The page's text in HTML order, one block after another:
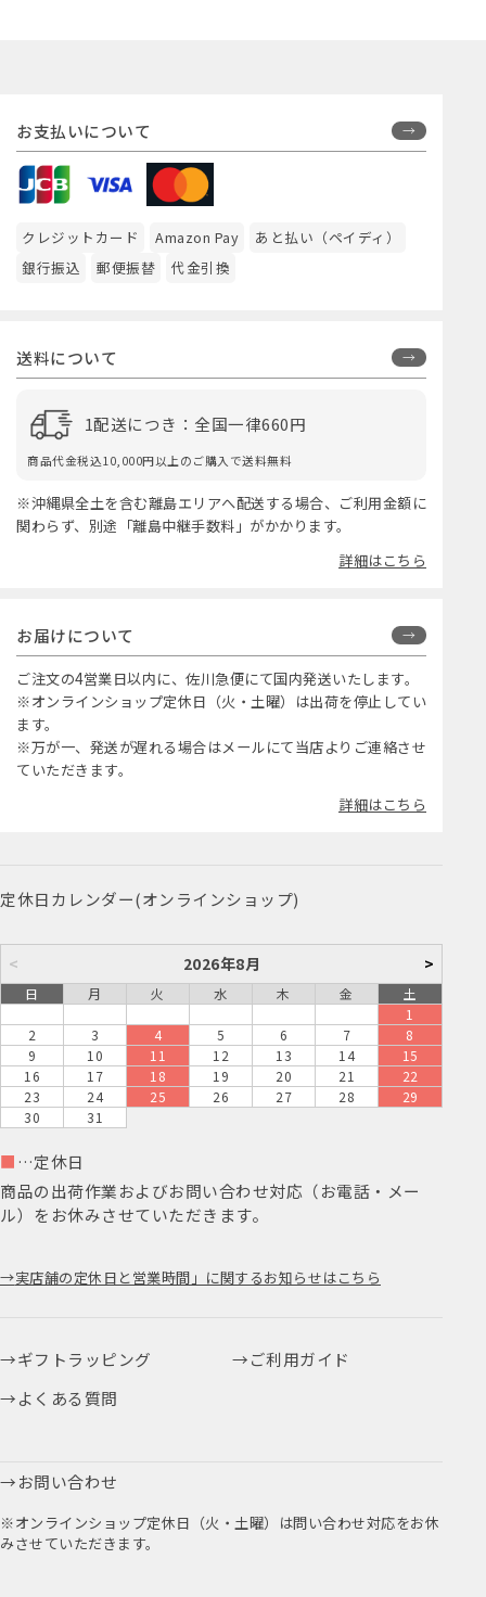
お支払いについて
クレジットカード Amazon Pay
あと払い（ペイディ）
銀行振込
郵便振替 代金引換
送料について
1配送につき：全国一律660円
商品代金税込10,000円以上のご購入で送料無料
※沖縄県全土を含む離島エリアへ配送する場合、ご利用金額に
関わらず、別途「離島中継手数料」がかかります。
詳細はこちら
お届けについて
ご注文の4営業日以内に、佐川急便にて国内発送いたします。
※オンラインショップ定休日（火・土曜）は出荷を停止してい
ます。
※万が一、発送が遅れる場合はメールにて当店よりご連絡させ
ていただきます。
詳細はこちら
定休日カレンダー(オンラインショップ)
< 2026年8月 >
日 月 火 水 木 金
土
1
2
3 4 5 6 7
8
9
10 11 12 13 14
15
16
17 18 19 20 21
22
23
24 25 26 27 28
29
30
31
■ …定休日
商品の出荷作業およびお問い合わせ対応（お電話・メー
ル）をお休みさせていただきます。
実店舗の定休日と営業時間」に関するお知らせはこちら
ギフトラッピング
ご利用ガイド
よくある質問
お問い合わせ
※オンラインショップ定休日（火・土曜）は問い合わせ対応をお休
みさせていただきます。